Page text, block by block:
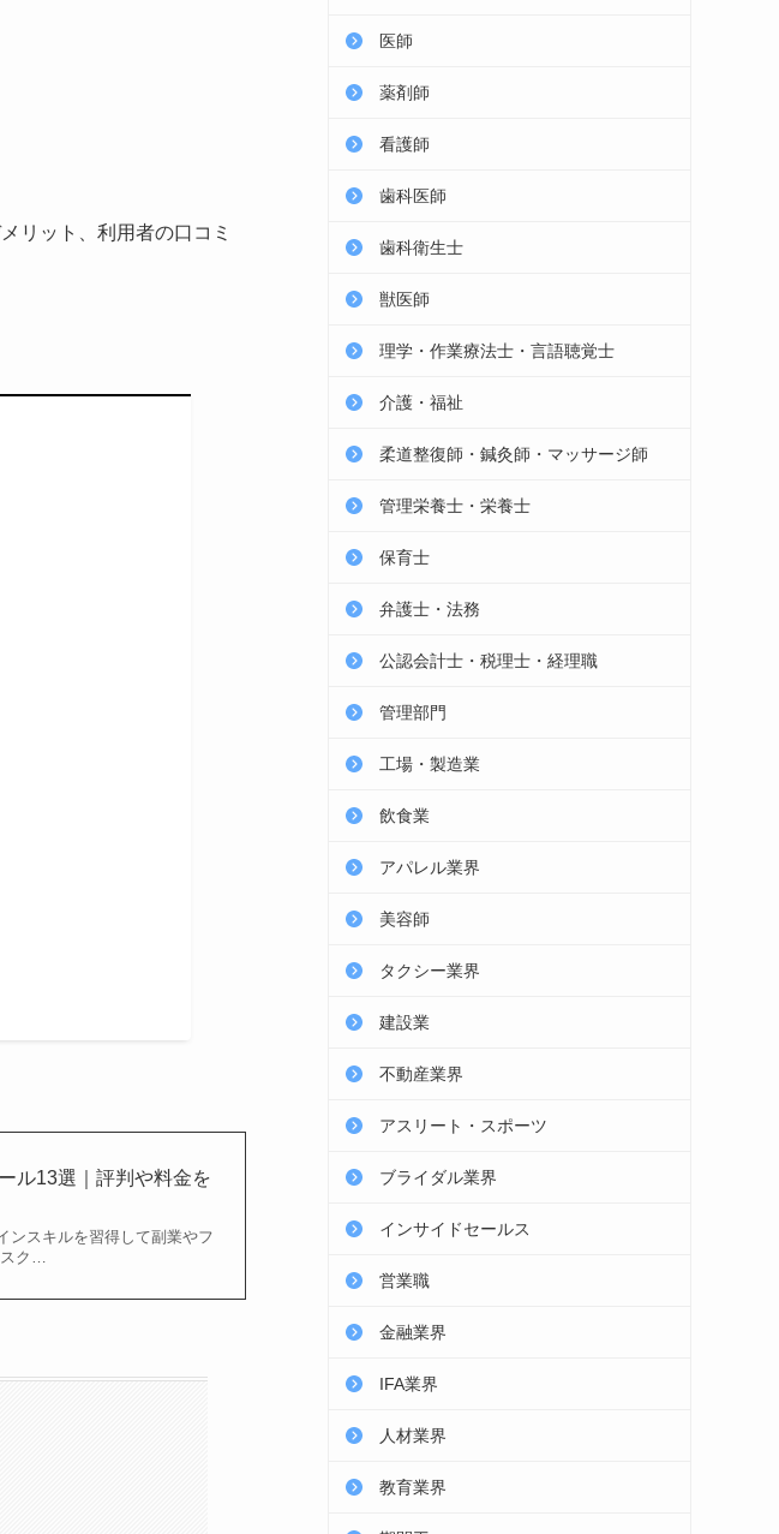
リット、利用者の口コミ
ル13選｜評判や料金を
ンスキルを習得して副業やフ
ク…
医師
薬剤師
看護師
歯科医師
歯科衛生士
獣医師
理学・作業療法士・言語聴覚士
介護・福祉
柔道整復師・鍼灸師・マッサージ師
管理栄養士・栄養士
保育士
弁護士・法務
公認会計士・税理士・経理職
管理部門
工場・製造業
飲食業
アパレル業界
美容師
タクシー業界
建設業
不動産業界
アスリート・スポーツ
ブライダル業界
インサイドセールス
営業職
金融業界
IFA業界
人材業界
教育業界